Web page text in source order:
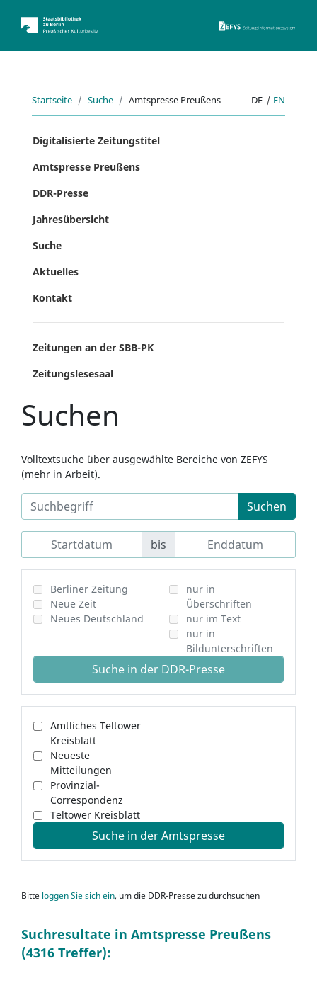
Startseite Suche Amtspresse Preußens DE | EN
Digitalisierte Zeitungstitel
Amtspresse Preußens
DDR-Presse
Jahresübersicht
Suche
Aktuelles
Kontakt
Zeitungen an der SBB-PK
Zeitungslesesaal
Suchen
Volltextsuche über ausgewählte Bereiche von ZEFYS
(mehr in Arbeit).
Suchen
bis
Berliner Zeitung
Neue Zeit
Neues Deutschland
nur in
Überschriften
nur im Text
nur in
Bildunterschriften
Suche in der DDR-Presse
Amtliches Teltower
Kreisblatt
Neueste
Mitteilungen
Provinzial-
Correspondenz
Teltower Kreisblatt
Suche in der Amtspresse
Bitte loggen Sie sich ein, um die DDR-Presse zu durchsuchen
Suchresultate in Amtspresse Preußens
(4316 Treffer):